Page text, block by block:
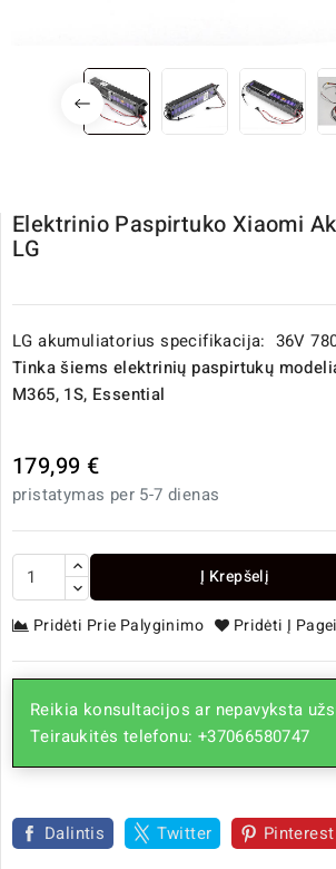
Elektrinio Paspirtuko Xiaomi
LG
LG akumuliatorius specifikacija: 36V
Tinka šiems elektrinių paspirtukų
M365, 1S, Essential
179,99 €
pristatymas per 5-7 dienas
Į Krepšelį
Pridėti Prie Palyginimo Pridėti Į
Reikia konsultacijos ar nepavyksta
Teiraukitės telefonu: +37066580747
Dalintis Twitter Pinterest